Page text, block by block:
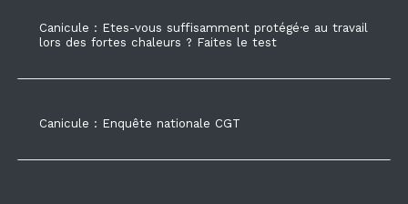
Canicule : Etes-vous suffisamment protégé·e au travail
lors des fortes chaleurs ? Faites le test
Canicule : Enquête nationale CGT